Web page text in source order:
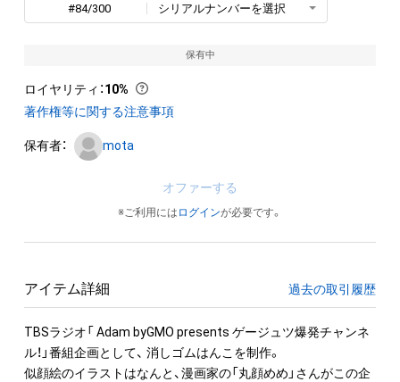
#84/300 シリアルナンバーを選択
保有中
ロイヤリティ ：10%
著作権等に関する注意事項
保有者： mota
オファーする
※ご利用には ログインが必要です。
アイテム詳細 過去の取引履歴
TBSラジオ「 Adam byGMO presents ゲージュツ爆発チャンネ
ル！」番組企画として、 消しゴムはんこを制作。
似顔絵のイラストはなんと、漫画家の「丸顔めめ」さんがこの企